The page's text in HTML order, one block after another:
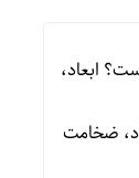
ابعاد،
ضخامت